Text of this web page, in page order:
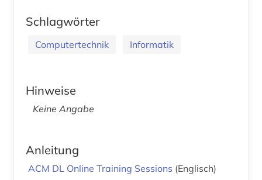
Schlagwörter
Computertechnik Informatik
Hinweise
Keine Angabe
Anleitung
ACM DL Online Training Sessions (Englisch)